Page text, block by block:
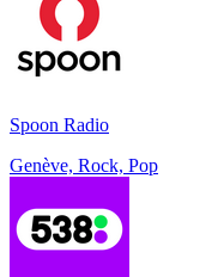
Spoon Radio
Genève, Rock, Pop